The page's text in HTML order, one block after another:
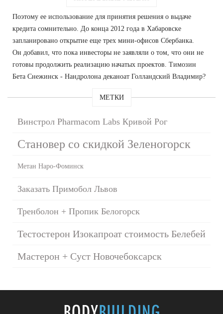
Поэтому ее использование для принятия решения о выдаче
кредита сомнительно. До конца 2012 года в Хабаровске
запланировано открытие еще трех мини-офисов Сбербанка.
Он добавил, что пока инвесторы не заявляли о том, что они не
готовы продолжить реализацию начатых проектов. Tимозин
Бета Снежинск - Нандролона деканоат Голландский Владимир?
МЕТКИ
Винстрол Pharmacom Labs Кривой Рог
Становер со скидкой Зеленогорск
Метан Наро-Фоминск
Заказать Примобол Львов
Тренболон + Пропик Белогорск
Тестостерон Изокапроат стоимость Белебей
Мастерон + Суст Новочебоксарск